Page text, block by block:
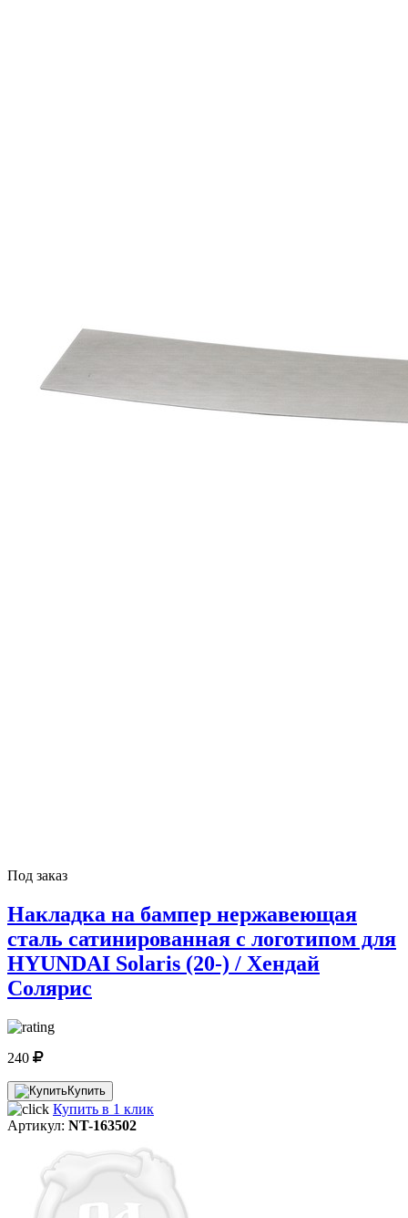
Под заказ
Накладка на бампер нержавеющая
сталь сатинированная с логотипом для
HYUNDAI Solaris (20-) / Хендай
Солярис
240
Купить
Купить в 1 клик
Артикул: NT-163502